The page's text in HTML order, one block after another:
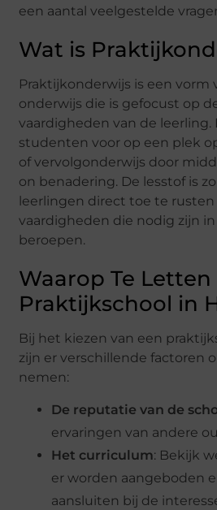
een aantal veelgestelde
Wat is
Praktijkonderwijs is een vorm
onderwijs die is gefocust op
vaardigheden van de
studenten voor op een plek
of vervolgonderwijs door
on benadering. De lesstof is
leerlingen direct toe te
vaardigheden die nodig zijn
beroepen.
Waarop Te Letten
Praktijkschool in
Bij het kiezen van een
zijn er verschillende factoren
nemen:
De reputatie van de
ervaringen van andere
Het curriculum: Bekijk
er worden aangeboden
aansluiten bij de